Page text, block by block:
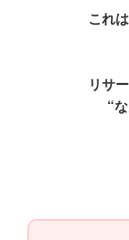
これ
リサ
“